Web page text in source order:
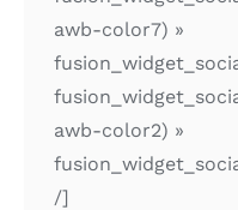
awb-color7) »
awb-color2) »
/]